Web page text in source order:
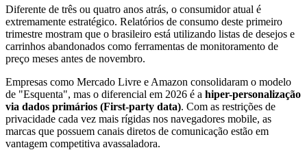
Diferente de três ou quatro anos atrás, o consumidor atual é
extremamente estratégico. Relatórios de consumo deste primeiro
trimestre mostram que o brasileiro está utilizando listas de desejos e
carrinhos abandonados como ferramentas de monitoramento de
preço meses antes de novembro.
Empresas como Mercado Livre e Amazon consolidaram o modelo
de "Esquenta", mas o diferencial em 2026 é a hiper-personalização
via dados primários (First-party data). Com as restrições de
privacidade cada vez mais rígidas nos navegadores mobile, as
marcas que possuem canais diretos de comunicação estão em
vantagem competitiva avassaladora.